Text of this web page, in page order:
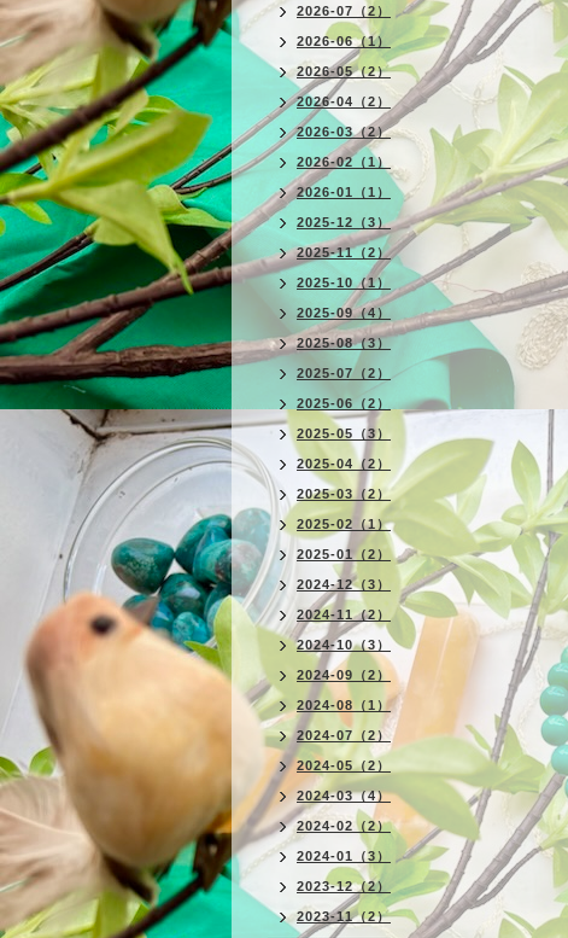
2026-07（2）
2026-06（1）
2026-05（2）
2026-04（2）
2026-03（2）
2026-02（1）
2026-01（1）
2025-12（3）
2025-11（2）
2025-10（1）
2025-09（4）
2025-08（3）
2025-07（2）
2025-06（2）
2025-05（3）
2025-04（2）
2025-03（2）
2025-02（1）
2025-01（2）
2024-12（3）
2024-11（2）
2024-10（3）
2024-09（2）
2024-08（1）
2024-07（2）
2024-05（2）
2024-03（4）
2024-02（2）
2024-01（3）
2023-12（2）
2023-11（2）